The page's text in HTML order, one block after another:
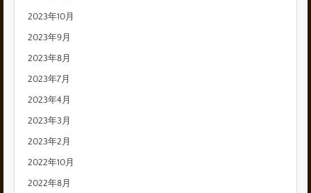
2023年10月
2023年9月
2023年8月
2023年7月
2023年4月
2023年3月
2023年2月
2022年10月
2022年8月